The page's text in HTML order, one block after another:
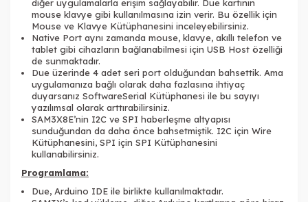
diğer uygulamalarla erişim sağlayabilir. Due kartının
mouse klavye gibi kullanılmasına izin verir. Bu özellik için
Mouse ve Klavye Kütüphanesini inceleyebilirsiniz.
Native Port aynı zamanda mouse, klavye, akıllı telefon ve
tablet gibi cihazların bağlanabilmesi için USB Host özelliği
de sunmaktadır.
Due üzerinde 4 adet seri port olduğundan bahsettik. Ama
uygulamanıza bağlı olarak daha fazlasına ihtiyaç
duyarsanız SoftwareSerial Kütüphanesi ile bu sayıyı
yazılımsal olarak arttırabilirsiniz.
SAM3X8E’nin I2C ve SPI haberleşme altyapısı
sunduğundan da daha önce bahsetmiştik. I2C için Wire
Kütüphanesini, SPI için SPI Kütüphanesini
kullanabilirsiniz.
Programlama:
Due, Arduino IDE ile birlikte kullanılmaktadır.